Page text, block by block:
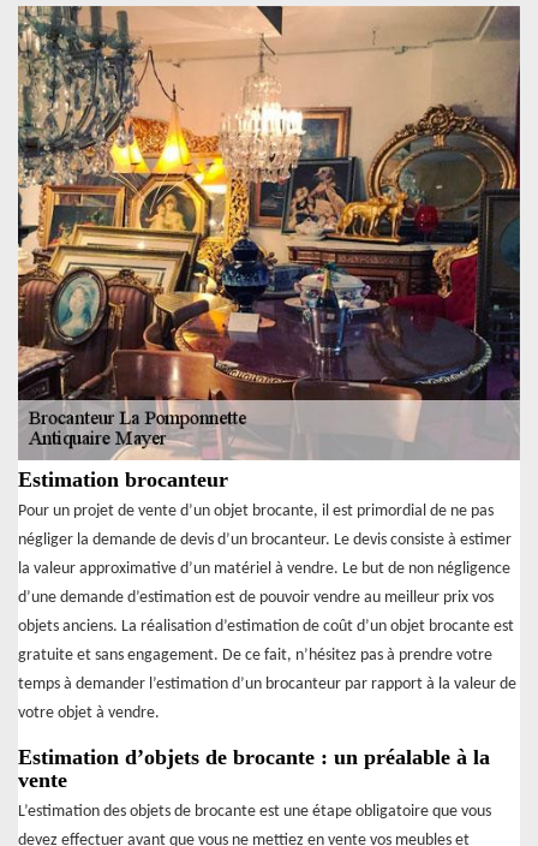
Estimation brocanteur
Pour un projet de vente d’un objet brocante, il est primordial de ne pas
négliger la demande de devis d’un brocanteur. Le devis consiste à estimer
la valeur approximative d’un matériel à vendre. Le but de non négligence
d’une demande d’estimation est de pouvoir vendre au meilleur prix vos
objets anciens. La réalisation d’estimation de coût d’un objet brocante est
gratuite et sans engagement. De ce fait, n’hésitez pas à prendre votre
temps à demander l’estimation d’un brocanteur par rapport à la valeur de
votre objet à vendre.
Estimation d’objets de brocante : un préalable à la
vente
L’estimation des objets de brocante est une étape obligatoire que vous
devez effectuer avant que vous ne mettiez en vente vos meubles et